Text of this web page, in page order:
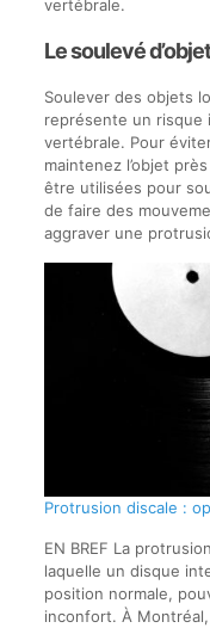
vertébrale.
Le soulevé
Soulever des objets
représente un risque
vertébrale. Pour
maintenez l’objet
être utilisées pour
de faire des
aggraver une
Protrusion discale :
EN BREF La
laquelle un disque
position normale,
inconfort. À